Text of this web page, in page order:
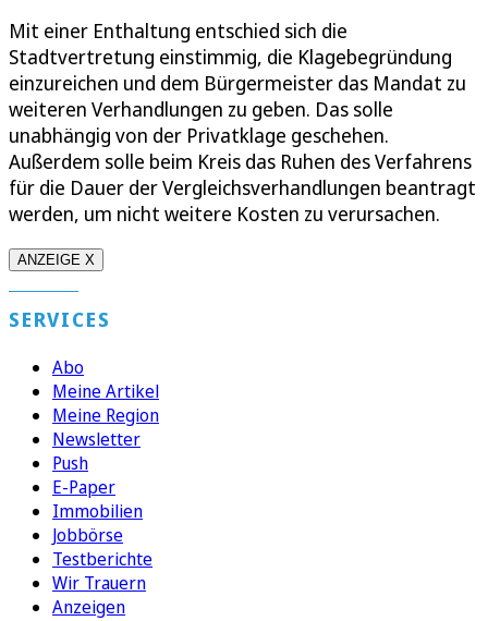
Mit einer Enthaltung entschied sich die
Stadtvertretung einstimmig, die Klagebegründung
einzureichen und dem Bürgermeister das Mandat zu
weiteren Verhandlungen zu geben. Das solle
unabhängig von der Privatklage geschehen.
Außerdem solle beim Kreis das Ruhen des Verfahrens
für die Dauer der Vergleichsverhandlungen beantragt
werden, um nicht weitere Kosten zu verursachen.
ANZEIGE X
SERVICES
Abo
Meine Artikel
Meine Region
Newsletter
Push
E-Paper
Immobilien
Jobbörse
Testberichte
Wir Trauern
Anzeigen